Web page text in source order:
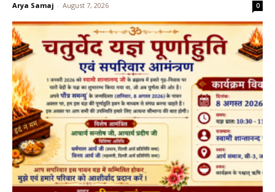
Arya Samaj - August 7, 2026 0